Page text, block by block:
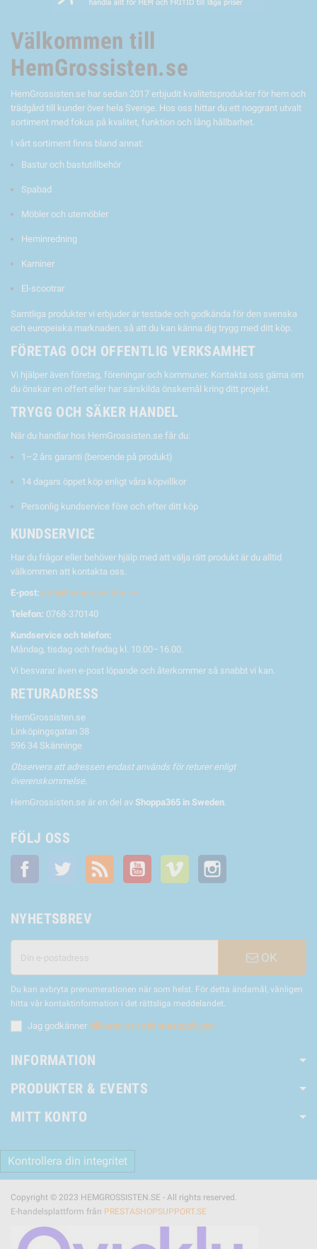
Välkommen till
HemGrossisten.se
HemGrossisten.se har sedan 2017 erbjudit kvalitetsprodukter för hem och
trädgård till kunder över hela Sverige. Hos oss hittar du ett noggrant utvalt
sortiment med fokus på kvalitet, funktion och lång hållbarhet.
I vårt sortiment finns bland annat:
Bastur och bastutillbehör
Spabad
Möbler och utemöbler
Heminredning
Kaminer
El-scootrar
Samtliga produkter vi erbjuder är testade och godkända för den svenska
och europeiska marknaden, så att du kan känna dig trygg med ditt köp.
FÖRETAG OCH OFFENTLIG VERKSAMHET
Vi hjälper även företag, föreningar och kommuner. Kontakta oss gärna om
du önskar en offert eller har särskilda önskemål kring ditt projekt.
TRYGG OCH SÄKER HANDEL
När du handlar hos HemGrossisten.se får du:
1–2 års garanti (beroende på produkt)
14 dagars öppet köp enligt våra köpvillkor
Personlig kundservice före och efter ditt köp
KUNDSERVICE
Har du frågor eller behöver hjälp med att välja rätt produkt är du alltid
välkommen att kontakta oss.
E-post: info@hemgrossisten.se
Telefon: 0768-370140
Kundservice och telefon:
Måndag, tisdag och fredag kl. 10.00–16.00.
Vi besvarar även e-post löpande och återkommer så snabbt vi kan.
RETURADRESS
HemGrossisten.se
Linköpingsgatan 38
596 34 Skänninge
Observera att adressen endast används för returer enligt
överenskommelse.
HemGrossisten.se är en del av Shoppa365 in Sweden.
FÖLJ OSS
Facebook Twitter RSS YouTube Vimeo
NYHETSBREV
OK
Du kan avbryta prenumerationen när som helst. För detta ändamål, vänligen
hitta vår kontaktinformation i det rättsliga meddelandet.
Jag godkänner villkoren och sekretesspolicyen
INFORMATION
PRODUKTER & EVENTS
MITT KONTO
Kontrollera din integritet
Copyright © 2023 HEMGROSSISTEN.SE - All rights reserved.
E-handelsplattform från PRESTASHOPSUPPORT.SE